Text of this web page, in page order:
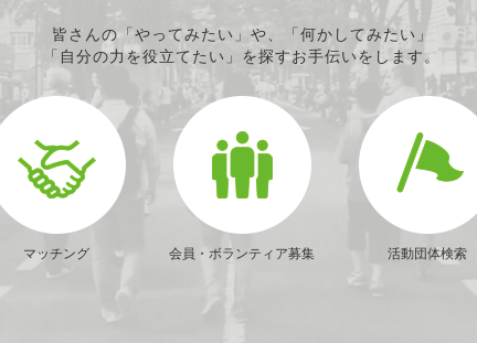
皆さんの「やってみたい」や、「何かしてみたい」
「自分の力を役立てたい」を探すお手伝いをします。
マッチング 会員・ボランティア募集 活動団体検索